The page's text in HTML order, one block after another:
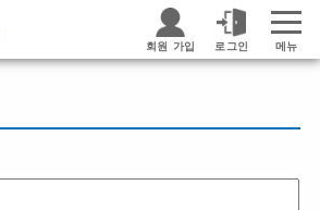
회원 가입 로그인 메뉴